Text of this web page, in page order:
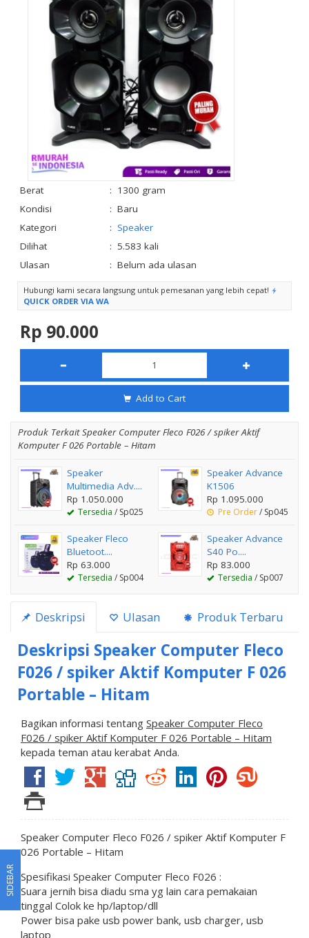
Berat : 1300 gram
Kondisi
: Baru
Kategori
: Speaker
Dilihat
: 5.583 kali
Ulasan
: Belum ada ulasan
Hubungi kami secara langsung untuk pemesanan yang lebih cepat!
QUICK ORDER VIA WA
Rp 90.000
Add to Cart
Produk Terkait Speaker Computer Fleco F026 / spiker Aktif
Komputer F 026 Portable – Hitam
Speaker
Multimedia Adv....
Rp 1.050.000
Tersedia / Sp025
Speaker Advance
K1506
Rp 1.095.000
Pre Order/ Sp045
Speaker Fleco
Bluetoot....
Rp 63.000
Tersedia / Sp004
Speaker Advance
S40 Po....
Rp 83.000
Tersedia / Sp007
Deskripsi Ulasan Produk Terbaru
Deskripsi Speaker Computer Fleco
F026 / spiker Aktif Komputer F 026
Portable – Hitam
Bagikan informasi tentang Speaker Computer Fleco
F026 / spiker Aktif Komputer F 026 Portable – Hitam
kepada teman atau kerabat Anda.
Speaker Computer Fleco F026 / spiker Aktif Komputer F
026 Portable – Hitam
Spesifikasi Speaker Computer Fleco F026 :
Suara jernih bisa diadu sma yg lain cara pemakaian
tinggal Colok ke hp/laptop/dll
Power bisa pake usb power bank, usb charger, usb
laptop
SIDEBAR